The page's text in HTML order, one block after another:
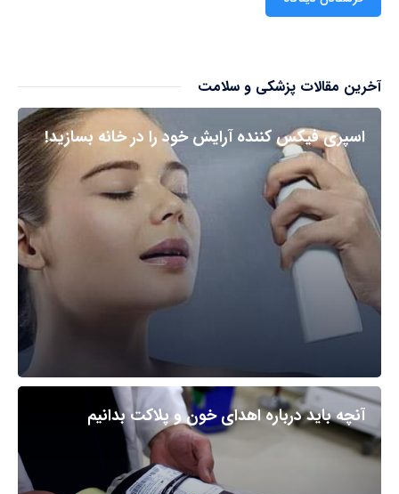
آخرین مقالات پزشکی و سلامت
اسپری فیکس کننده آرایش خود را در خانه بسازید!
آنچه باید درباره اهدای خون و پلاکت بدانیم